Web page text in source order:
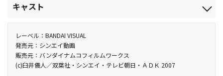
税抜価格
カラー／確／107分／（本編103分＋映像特典4分）／ﾄﾞﾙﾋﾞｰ
TrueHD(5.1ch)･ﾘﾆｱPCM(ｻﾗｳﾝﾄﾞ･一部ｽﾃﾚｵ)／AVC／BD50G／
16:9<1080p High Definition>／日本語字幕付（ON・OFF可能）
来たが、誤って一発の不発弾が地球に落下して行ってしまっ
地球上では、二泊三日の沖縄旅行を楽しんでいる野原一家。ふ
としたことからシロのお尻に変なものがくっついてしまう。面白
がって、たいして気にも留めない野原一家。しかし、それはケツだ
け星人が地球に落として行った爆弾であった！宇宙監視センター
み哲夫／絵コンテ：ムトウユージ・増井壮一・平井峰太郎／演
益男／キャラクターデザイン：原 勝徳・末吉裕一郎／美術監督：
川口正明・村上良子／色彩設計：野中幸子／撮影監督：梅田俊之
／ねんどアニメ：石田卓也／音楽：若草 恵・荒川敏行・丸尾 稔／
音響監督：大熊 昭／編集：岡安 肇／主題歌「Cry Baby」歌：
キャスト
治／ひまわり：こおろぎさとみ／シロ：真柴摩利／ネネちゃん：
林 玉緒／マサオくん：一龍斎貞友／風間くん：真柴摩利／ボーち
ゃん：佐藤智恵／ケツだけ艦長：玄田哲章／アクション仮面：玄
田哲章／ミミ子：小桜エツ子／時雨院時常：京本政樹／お駒夫
レーベル：BANDAI VISUAL
発売元：シンエイ動画
販売元：バンダイナムコフィルムワークス
(c)臼井儀人／双葉社・シンエイ・テレビ朝日・ＡＤＫ 2007